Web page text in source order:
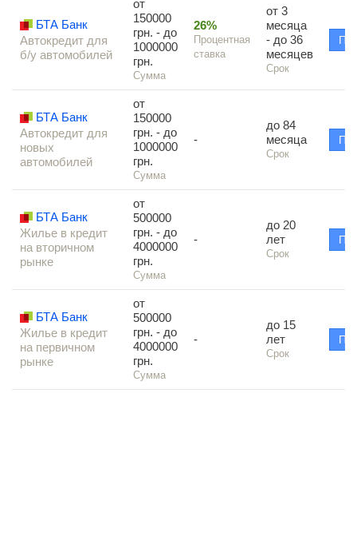
БТА Банк
Автокредит для
б/у автомобилей
от
150000
грн. - до
1000000
грн.
Сумма
26%
Процентная
ставка
от 3
месяца
- до 36
месяцев
Срок
БТА Банк
Автокредит для
новых
автомобилей
от
150000
грн. - до
1000000
грн.
Сумма
-
до 84
месяца
Срок
БТА Банк
Жилье в кредит
на вторичном
рынке
от
500000
грн. - до
4000000
грн.
Сумма
-
до 20
лет
Срок
БТА Банк
Жилье в кредит
на первичном
рынке
от
500000
грн. - до
4000000
грн.
Сумма
-
до 15
лет
Срок